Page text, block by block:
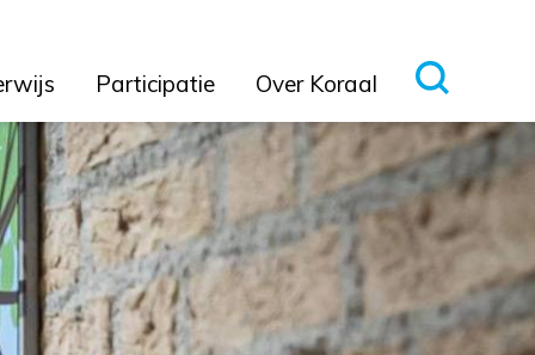
Participatie Over Koraal